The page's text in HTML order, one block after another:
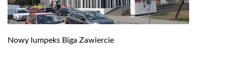
Nowy lumpeks Biga Zawiercie